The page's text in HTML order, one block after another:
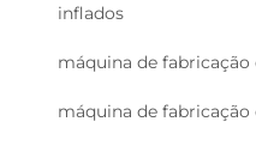
inflados
máquina de fabricação
máquina de fabricação